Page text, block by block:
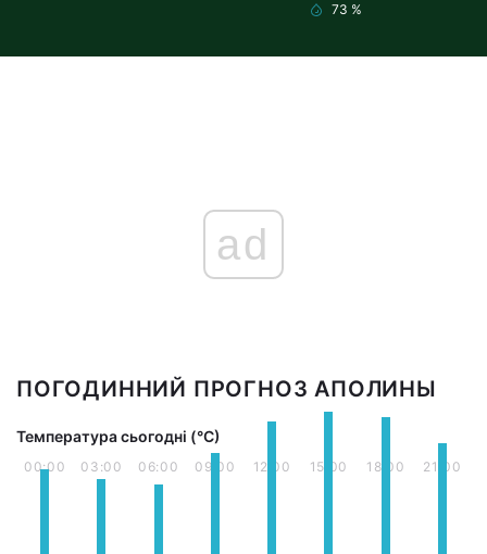
73 %
ad
ПОГОДИННИЙ ПРОГНОЗ АПОЛИНЫ
Температура сьогодні (°С)
00:00 03:00 06:00 09:00 12:00 15:00 18:00 21:00